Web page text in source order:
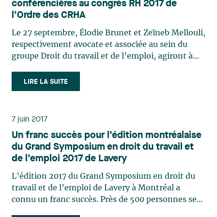
entité de garnir son parc immobilier et de
compter à son actif 12 stations de ski quatre-
saisons, 20 000 acres skiables, une grande partie
de terre libre pour le développement immobilier
et le Canadian Mountain Holidays, un important
(environnement), Zeïneb Mellouli (travail), Eric
Lavallée (propriété intellectuelle) et Maxime
Rousseau-Turenne et Luc Thibaudeau (litige).
conférencières au congrès RH 2017 de
l’Ordre des CRHA
Le 27 septembre, Élodie Brunet et Zeïneb Mellouli,
respectivement avocate et associée au sein du
groupe Droit du travail et de l’emploi, agiront à
RH 2017 de l’ordre des CRHA qui aura lieu au Palais
des congrès de Montréal. Avec la collaboration du
mentale : entretien avec un psychiatre. Divers
sujets relatifs à la gestion de l’invalidité et des
lésions psychologiques seront abordés et des
pistes de solutions pratiques seront proposées.
Pour vous inscrire à la conférence, cliquez ici.
LIRE LA SUITE
7 juin 2017
Un franc succès pour l’édition montréalaise
du Grand Symposium en droit du travail et
de l’emploi 2017 de Lavery
L’édition 2017 du Grand Symposium en droit du
travail et de l’emploi de Lavery à Montréal a
connu un franc succès. Près de 500 personnes se